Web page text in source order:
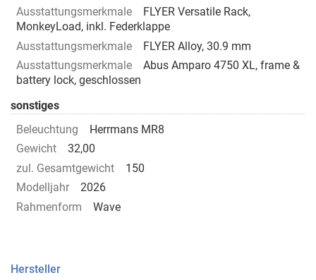
Ausstattungsmerkmale
FLYER Versatile Rack,
MonkeyLoad, inkl. Federklappe
Ausstattungsmerkmale
FLYER Alloy, 30.9 mm
Ausstattungsmerkmale
Abus Amparo 4750 XL, frame &
battery lock, geschlossen
sonstiges
Beleuchtung
Herrmans MR8
Gewicht
32,00
zul. Gesamtgewicht
150
Modelljahr
2026
Rahmenform
Wave
Hersteller